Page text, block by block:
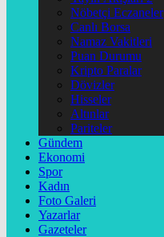
Nöbetçi Eczaneler
Canlı Borsa
Namaz Vakitleri
Puan Durumu
Kripto Paralar
Dövizler
Hisseler
Altınlar
Pariteler
Gündem
Ekonomi
Spor
Kadın
Foto Galeri
Yazarlar
Gazeteler